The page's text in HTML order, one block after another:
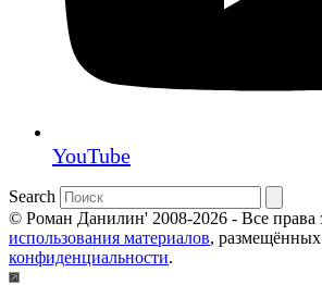
YouTube
Search
© Роман Данилин' 2008-2026 - Все
использования материалов, размещённых
конфиденциальности.